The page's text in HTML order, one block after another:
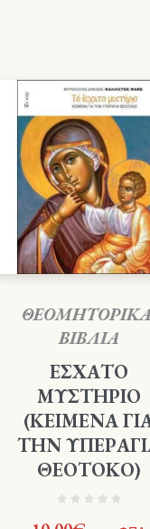
ΘΕΟΜΗΤΟΡΙΚΑ
ΒΙΒΛΙΑ
ΕΣΧΑΤΟ
ΜΥΣΤΗΡΙΟ
(ΚΕΙΜΕΝΑ
ΤΗΝ
ΘΕΟΤΟΚΟ)